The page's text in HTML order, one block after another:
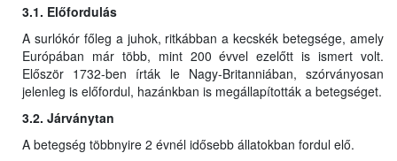
3.1. Előfordulás
A surlókór főleg a juhok, ritkábban a kecskék betegsége, amely
Európában már több, mint 200 évvel ezelőtt is ismert volt.
Először 1732-ben írták le Nagy-Britanniában, szórványosan
jelenleg is előfordul, hazánkban is megállapították a betegséget.
3.2. Járványtan
A betegség többnyire 2 évnél idősebb állatokban fordul elő.